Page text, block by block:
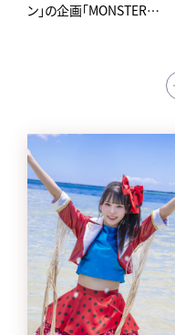
ン」の企画「MONSTER
アイカ・ザ・スパイ、ナオ・オ
ブ・ナオ、レオナエンパイア、
ンスターからなるクロちゃ
んプロデュースの5人組ア
イドルグループ。
avexからメジャーデビュー
後4日という史上最速の早
さで東京ドームに立ち話題
を集め、「第62回 輝く！日本
レコード大賞」新人賞を受
賞。